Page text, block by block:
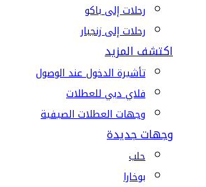
رحلات إلى باكو
رحلات إلى زنجبار
اكتشف المزيد
تأشيرة الدخول عند الوصول
فلاي دبي للعطلات
وجهات العطلات الصيفية
وجهات جديدة
حلب
بوخارا